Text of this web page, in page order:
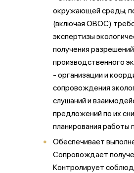
окружающей среды;
(включая ОВОС)
экспертизы
получения
производственного
- организации и
сопровождения
слушаний и
предложений по их
планирования работы
Обеспечивает
Сопровождает
Контролирует